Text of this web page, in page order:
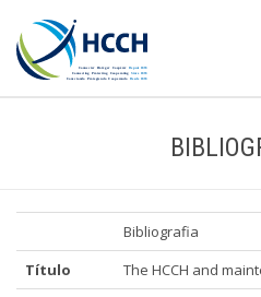
Bibliografia
Título
The HCCH and